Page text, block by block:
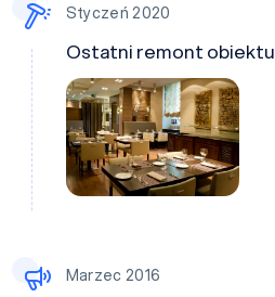
Styczeń 2020
Ostatni remont obiektu
Marzec 2016